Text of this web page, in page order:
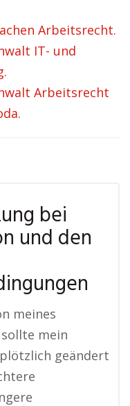
Arbeitsrecht.
IT- und
Arbeitsrecht
bei
und den
meines
mein
geändert